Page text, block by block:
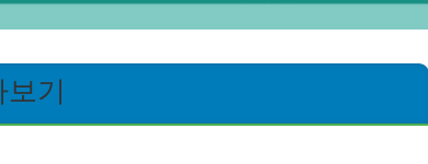
기